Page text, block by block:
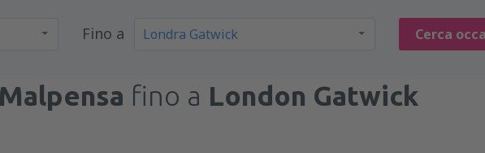
Fino a Cerca
fino a London Gatwick